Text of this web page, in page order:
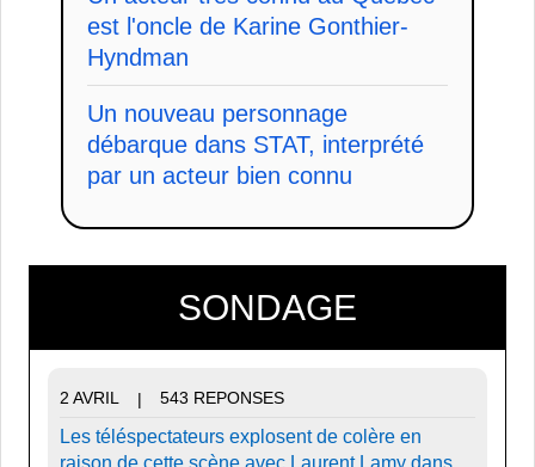
est l'oncle de Karine Gonthier-
Hyndman
Un nouveau personnage
débarque dans STAT, interprété
par un acteur bien connu
SONDAGE
2 AVRIL | 543 REPONSES
Les téléspectateurs explosent de colère en